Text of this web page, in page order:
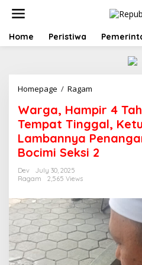
t
Home Peristiwa
Homepage / Ragam
r
g
a
,
H
r
4
T
a
h
u
Warga, Hampir 4
Tempat Tinggal,
Lambannya
Bocimi Seksi 2
Dev
July 30, 2025
Ragam
2,565 Views